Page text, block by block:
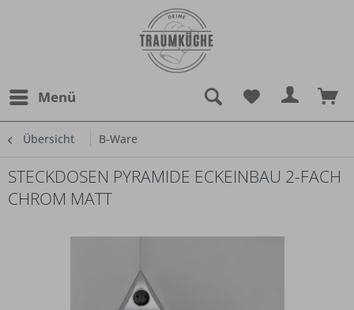
Menü
Übersicht B-Ware
STECKDOSEN PYRAMIDE ECKEINBAU 2-FACH
CHROM MATT